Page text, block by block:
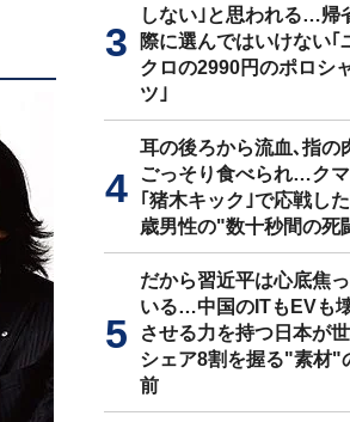
しない｣と思われる…帰
際に選んではいけない｢
クロの2990円のポロシ
ツ｣
耳の後ろから流血､指の
ごっそり食べられ…ク
｢猪木キック｣で応戦し
歳男性の"数十秒間の死
だから習近平は心底焦
いる…中国のITもEVも
させる力を持つ日本が
シェア8割を握る"素材"
前